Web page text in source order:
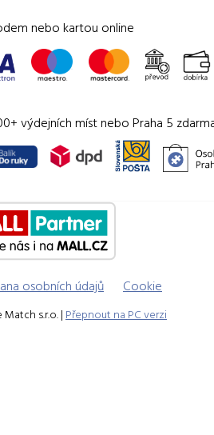
nebo kartou online
výdejních míst nebo Praha 5
osobních údajů Cookie
s.r.o. | Přepnout na PC verzi